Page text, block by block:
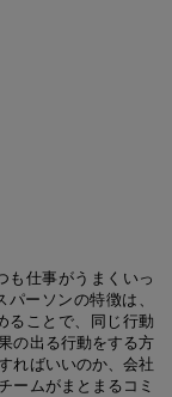
も仕事がうまくいっ
ーソンの特徴は、
ることで、同じ行動
の出る行動をする方
ればいいのか、会社
ームがまとまるコミ